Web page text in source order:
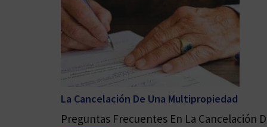
La Cancelación De Una Multipropiedad
Preguntas Frecuentes En La Cancelación